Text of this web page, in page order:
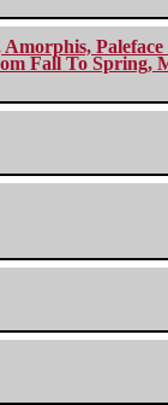
Fall To Spring,